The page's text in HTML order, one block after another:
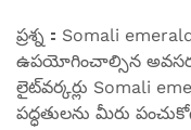
ప్రశ్న：Somali
ఉపయోగించాల్సిన
లైట్‌వర్కర్లు Somali
పద్ధతులను మీరు